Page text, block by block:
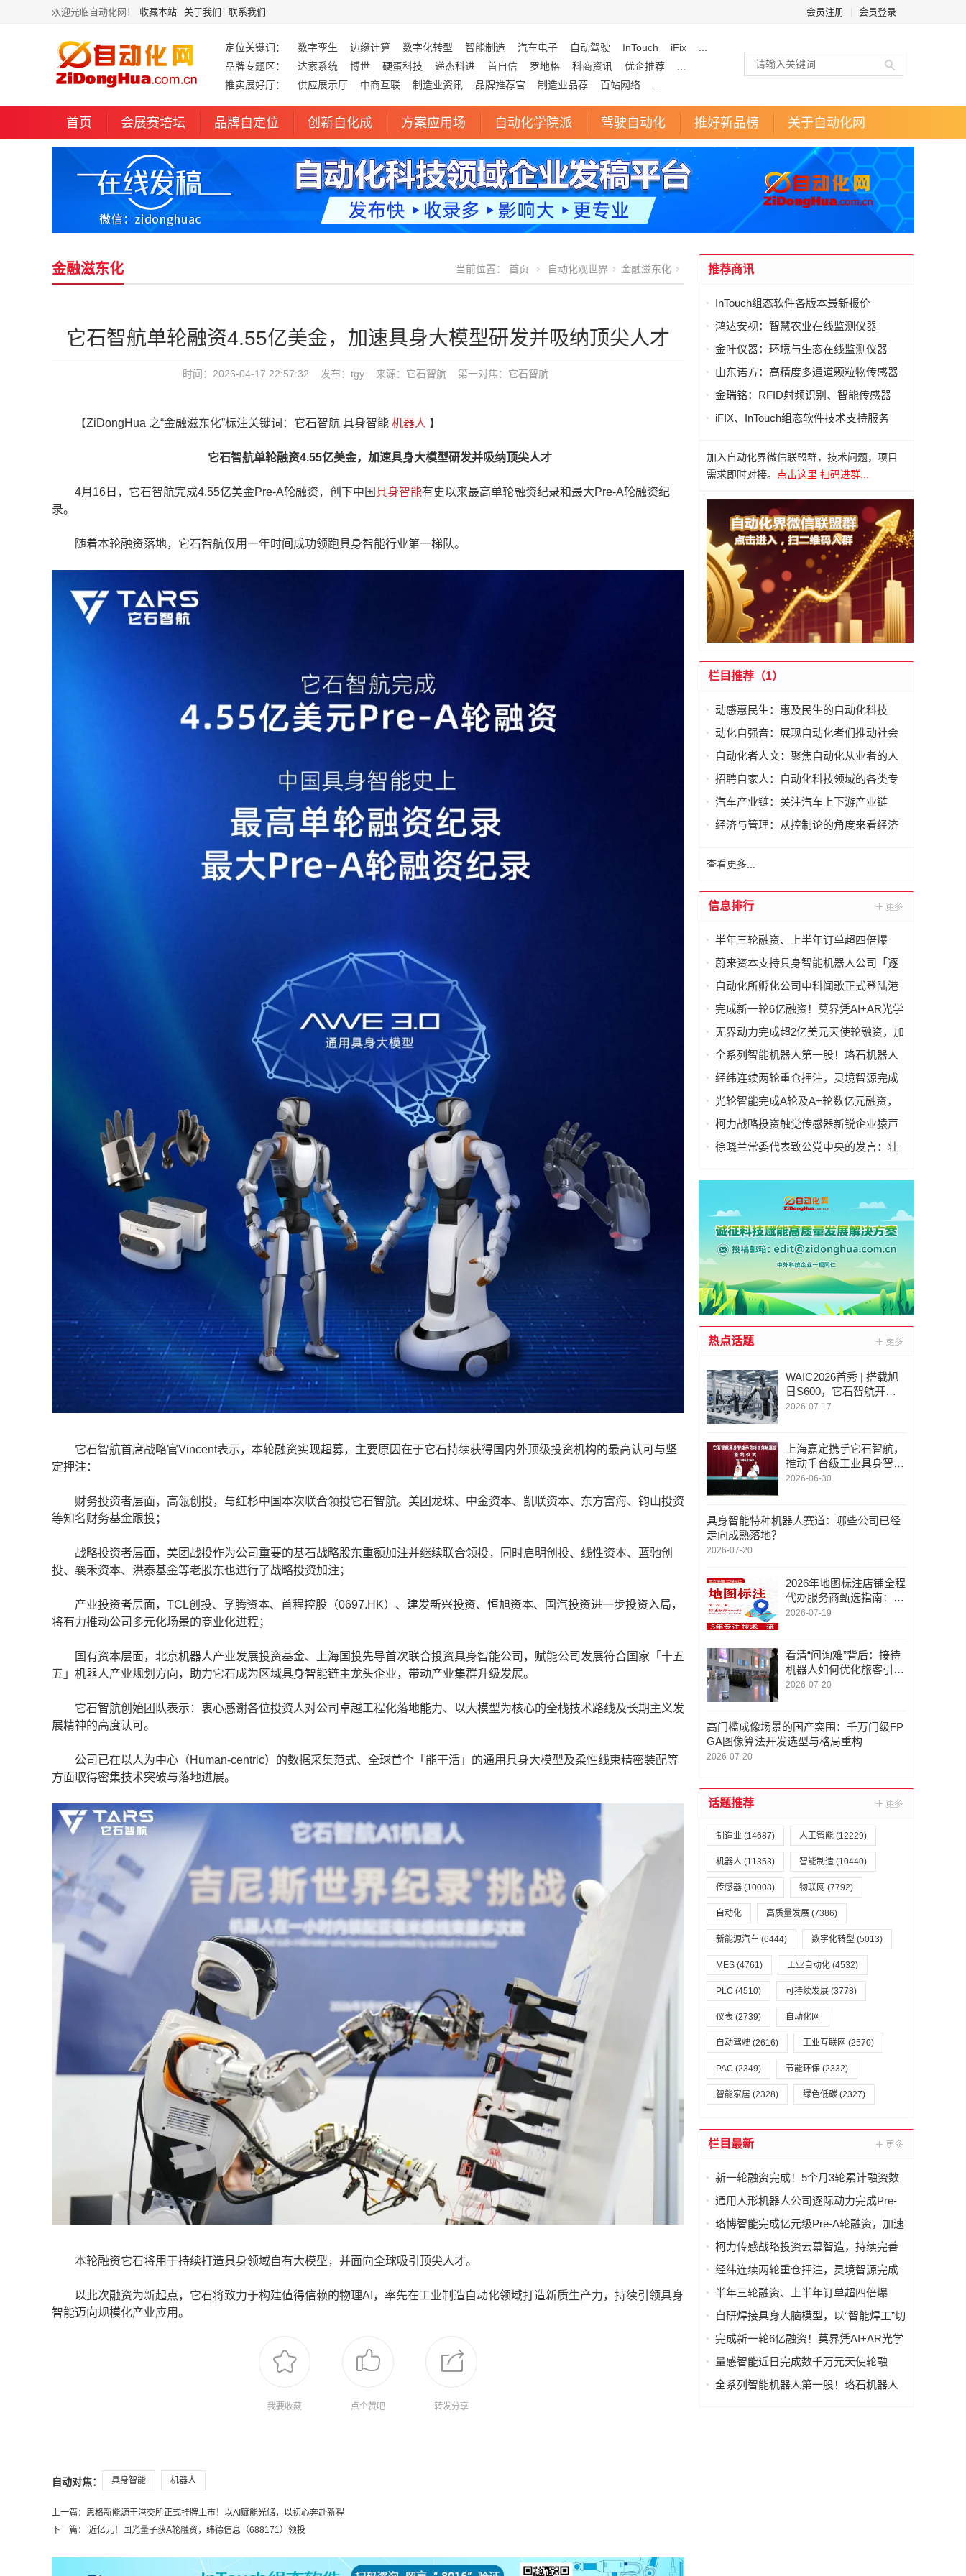
欢迎光临自动化网！ 收藏本站 关于我们 联系我们 会员注册 会员登录
定位关键词： 数字孪生 边缘计算 数字化转型 智能制造 汽车电子 自动驾驶 InTouch iFix
品牌专题区：
达索系统 博世 硬蛋科技 递杰科进 首自信 罗地格 科商资讯 优企推荐
推实展好厅：
供应展示厅 中商互联 制造业资讯 品牌推荐官 制造业品荐 百站网络
首页 会展赛培坛 品牌自定位 创新自化成 方案应用场 自动化学院派 驾驶自动化 推好新品榜 关于自动化网
金融滋东化 当前位置： 首页 自动化观世界 金融滋东化
它石智航单轮融资4.55亿美金，加速具身大模型研发并吸纳顶尖人才
时间：2026-04-17 22:57:32 发布：tgy 来源：它石智航 第一对焦： 它石智航
【ZiDongHua 之“金融滋东化”标注关键词：它石智航 具身智能 机器人 】
它石智航单轮融资4.55亿美金，加速具身大模型研发并吸纳顶尖人才
4月16日，它石智航完成4.55亿美金Pre-A轮融资，创下中国具身智能有史以来最高单轮融资纪录和最大Pre-A轮融资纪
录。
随着本轮融资落地，它石智航仅用一年时间成功领跑具身智能行业第一梯队。
它石智航首席战略官Vincent表示，本轮融资实现超募，主要原因在于它石持续获得国内外顶级投资机构的最高认可与坚
定押注：
财务投资者层面，高瓴创投，与红杉中国本次联合领投它石智航。美团龙珠、中金资本、凯联资本、东方富海、钧山投资
等知名财务基金跟投；
战略投资者层面，美团战投作为公司重要的基石战略股东重额加注并继续联合领投，同时启明创投、线性资本、蓝驰创
投、襄禾资本、洪泰基金等老股东也进行了战略投资加注；
产业投资者层面，TCL创投、孚腾资本、首程控股（0697.HK）、建发新兴投资、恒旭资本、国汽投资进一步投资入局，
将有力推动公司多元化场景的商业化进程；
国有资本层面，北京机器人产业发展投资基金、上海国投先导首次联合投资具身智能公司，赋能公司发展符合国家「十五
五」机器人产业规划方向，助力它石成为区域具身智能链主龙头企业，带动产业集群升级发展。
它石智航创始团队表示：衷心感谢各位投资人对公司卓越工程化落地能力、以大模型为核心的全栈技术路线及长期主义发
展精神的高度认可。
公司已在以人为中心（Human-centric）的数据采集范式、全球首个「能干活」的通用具身大模型及柔性线束精密装配等
方面取得密集技术突破与落地进展。
本轮融资它石将用于持续打造具身领域自有大模型，并面向全球吸引顶尖人才。
以此次融资为新起点，它石将致力于构建值得信赖的物理AI，率先在工业制造自动化领域打造新质生产力，持续引领具身
智能迈向规模化产业应用。
我要收藏 点个赞吧 转发分享
自动对焦： 具身智能 机器人
上一篇： 思格新能源于港交所正式挂牌上市！以AI赋能光储，以初心奔赴新程
下一篇： 近亿元！国光量子获A轮融资，纬德信息（688171）领投
推荐商讯
InTouch组态软件各版本最新报价
鸿达安视：智慧农业在线监测仪器
金叶仪器：环境与生态在线监测仪器
山东诺方：高精度多通道颗粒物传感器
金瑞铭：RFID射频识别、智能传感器
iFIX、InTouch组态软件技术支持服务
加入自动化界微信联盟群，技术问题，项目
需求即时对接。
点击这里 扫码进群...
栏目推荐（1）
动感惠民生：惠及民生的自动化科技
动化自强音：展现自动化者们推动社会
进步发出的响亮声音
自动化者人文：聚焦自动化从业者的人
文思考
招聘自家人：自动化科技领域的各类专
家及人才需求资讯
汽车产业链：关注汽车上下游产业链
经济与管理：从控制论的角度来看经济
查看更多...
信息排行
半年三轮融资、上半年订单超四倍爆
发，他山科技以80%市占率持续领跑
蔚来资本支持具身智能机器人公司「逐
际动力LimX Dynamics」A+轮融资|已布
自动化所孵化公司中科闻歌正式登陆港
交所，成果转化再添新标杆
完成新一轮6亿融资！莫界凭AI+AR光学
硬实力斩获资本重仓
无界动力完成超2亿美元天使轮融资，加
速具身通用大脑与世界模型开发
全系列智能机器人第一股！珞石机器人
港交所主板上市
经纬连续两轮重仓押注，灵境智源完成
超亿元天使轮及天使+轮融资
光轮智能完成A轮及A+轮数亿元融资，
打造Physical AI时代的数据基础设施
柯力战略投资触觉传感器新锐企业猿声
科技
徐晓兰常委代表致公党中央的发言：壮
热点话题
WAIC2026首秀 | 搭载旭
日S600，它石智航开启
全国首个千台级工业具身
2026-07-17
上海嘉定携手它石智航，
推动千台级工业具身智能
机器人集群落地
2026-06-30
具身智能特种机器人赛道：哪些公司已经
走向成熟落地？
2026-07-20
2026年地图标注店铺全程
代办服务商甄选指南：深
圳市金智云软件联系/地
2026-07-19
看清“问询难”背后：接待
机器人如何优化旅客引导
体验
2026-07-20
高门槛成像场景的国产突围：千万门级FP
GA图像算法开发选型与格局重构
2026-07-20
话题推荐
制造业 (14687) 人工智能 (12229)
机器人 (11353) 智能制造 (10440)
传感器 (10008) 物联网 (7792)
自动化 高质量发展 (7386)
新能源汽车 (6444) 数字化转型 (5013)
MES (4761) 工业自动化 (4532)
PLC (4510) 可持续发展 (3778)
仪表 (2739) 自动化网
自动驾驶 (2616) 工业互联网 (2570)
PAC (2349) 节能环保 (2332)
智能家居 (2328) 绿色低碳 (2327)
栏目最新
新一轮融资完成！5个月3轮累计融资数
亿元，西湖机器人硬核技术获重金押
通用人形机器人公司逐际动力完成Pre-
IPO轮融资
珞博智能完成亿元级Pre-A轮融资，加速
AI潮玩全球化布局
柯力传感战略投资云幕智造，持续完善
具身智能全产业链布局
经纬连续两轮重仓押注，灵境智源完成
超亿元天使轮及天使+轮融资
半年三轮融资、上半年订单超四倍爆
发，他山科技以80%市占率持续领跑
自研焊接具身大脑模型，以“智能焊工”切
入工业制造具身智能赛道，「昇视唯
完成新一轮6亿融资！莫界凭AI+AR光学
硬实力斩获资本重仓
量感智能近日完成数千万元天使轮融
资，产品落地惯性导航、气体监测等
全系列智能机器人第一股！珞石机器人